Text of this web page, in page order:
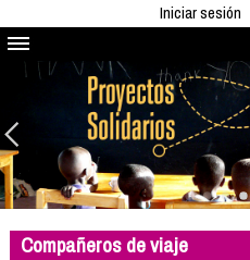
Iniciar sesión
Quienes somos
El proyecto
Blog
Viaja con nosotros
Camino solidario
Libros
Compañeros de viaje